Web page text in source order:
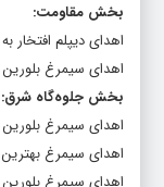
بخش مقاومت:
اهدای دیپلم افتخار به «پرواز ۱۷۵»
اهدای سیمرغ بلورین
بخش جلوه‌گاه شرق:
اهدای سیمرغ بلورین
اهدای سیمرغ بهترین
اهدای سیمرغ بلورین